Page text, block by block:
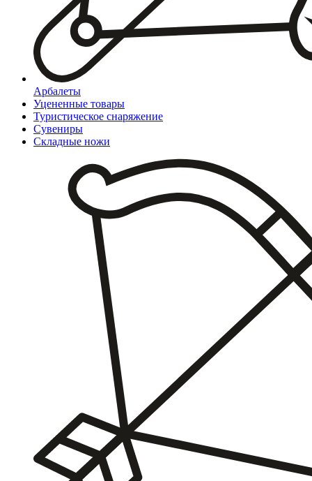
Арбалеты
Уцененные товары
Туристическое снаряжение
Сувениры
Складные ножи